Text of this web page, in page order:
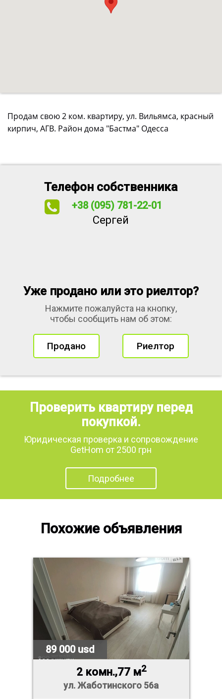
Продам свою 2 ком. квартиру, ул. Вильямса, красный
кирпич, АГВ. Район дома "Бастма" Одесса
Телефон собственника
+38 (095) 781-22-01
Сергей
Уже продано или это риелтор?
Нажмите пожалуйста на кнопку,
чтобы сообщить нам об этом:
Продано Риелтор
Проверить квартиру перед
покупкой.
Юридическая проверка и сопровождение
GetHom от 2500 грн
Подробнее
Похожие объявления
89 000 usd
2 комн.,77 м2
ул. Жаботинского 56а